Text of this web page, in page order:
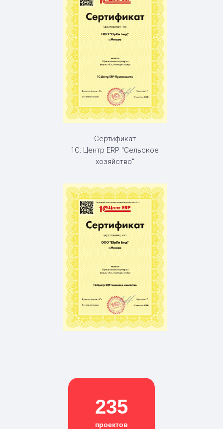
Сертификат
1С: Центр ERP "Сельское
хозяйство"
проектов
235